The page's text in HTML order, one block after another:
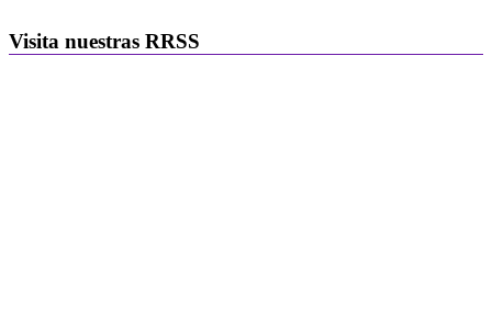
Visita nuestras RRSS